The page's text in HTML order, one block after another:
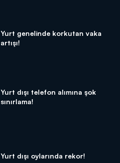
Yurt genelinde korkutan vaka
artışı!
Yurt dışı telefon alımına şok
sınırlama!
Yurt dışı oylarında rekor!